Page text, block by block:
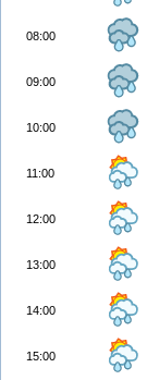
08:00
09:00
10:00
11:00
12:00
13:00
14:00
15:00